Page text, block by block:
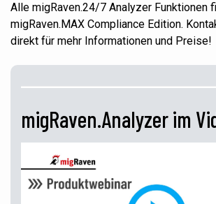
Alle migRaven.24/7 Analyzer Funktionen
migRaven.MAX Compliance Edition.
direkt für mehr Informationen und Preise!
migRaven.Analyzer im